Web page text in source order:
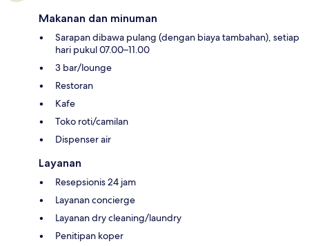
Makanan dan minuman
Sarapan dibawa pulang (dengan biaya tambahan), setiap
hari pukul 07.00–11.00
3 bar/lounge
Restoran
Kafe
Toko roti/camilan
Dispenser air
Layanan
Resepsionis 24 jam
Layanan concierge
Layanan dry cleaning/laundry
Penitipan koper